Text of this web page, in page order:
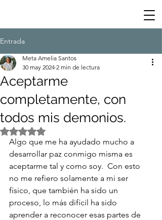
Entrada
Aceptarme
completamente, con
todos mis demonios.
Meta Amelia Santos
30 may 2024 2 min de lectura
Obtuvo NaN de 5 estrellas.
Algo que me ha ayudado mucho a
desarrollar paz conmigo misma es
aceptarme tal y como soy.  Con esto
no me refiero solamente a mi ser
físico, que también ha sido un
proceso, lo más difícil ha sido
aprender a reconocer esas partes de